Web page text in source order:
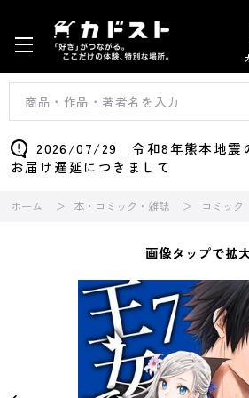
2026/07/29 令和8年熊本地震
お届け遅延につきまして
ホーム 本・コミック・雑誌 コミック
画像タップで拡